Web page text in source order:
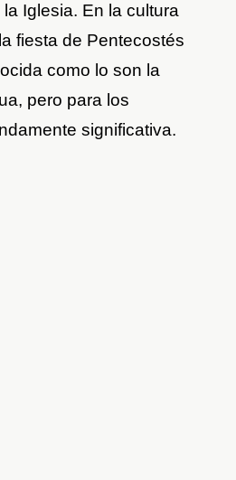
Iglesia. En la cultura
fiesta de Pentecostés
como lo son la
pero para los
significativa.